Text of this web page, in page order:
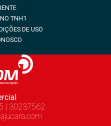
TNH1
DE USO
| 30237562